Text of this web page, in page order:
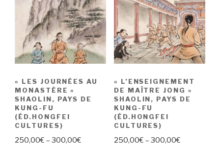
« LES JOURNÉES AU
MONASTÈRE »
SHAOLIN, PAYS DE
KUNG-FU
(ÉD.HONGFEI
CULTURES)
250,00€ – 300,00€
« L’ENSEIGNEMENT
DE MAÎTRE JONG »
SHAOLIN, PAYS DE
KUNG-FU
(ÉD.HONGFEI
CULTURES)
250,00€ – 300,00€